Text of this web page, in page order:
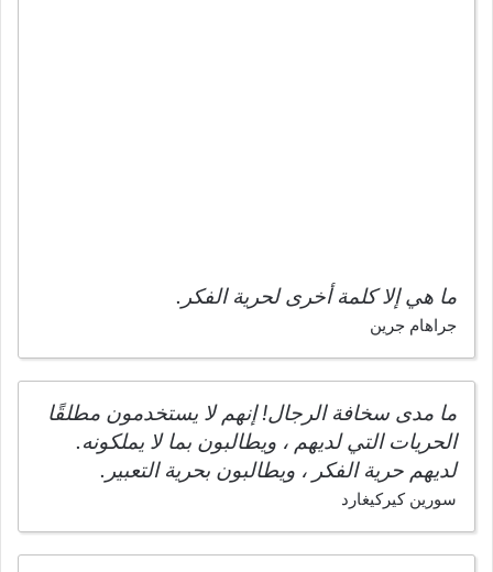
ما هي إلا كلمة أخرى لحرية الفكر.
جراهام جرين
ما مدى سخافة الرجال! إنهم لا يستخدمون مطلقًا
الحريات التي لديهم ، ويطالبون بما لا يملكونه.
لديهم حرية الفكر ، ويطالبون بحرية التعبير.
سورين كيركيغارد